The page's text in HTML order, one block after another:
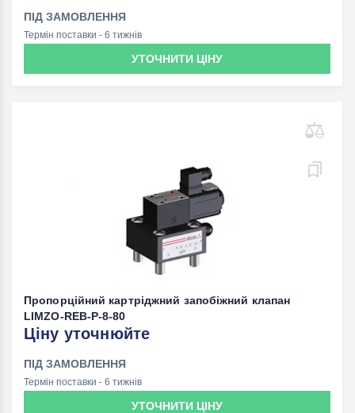
ПІД ЗАМОВЛЕННЯ
Термін поставки - 6 тижнів
УТОЧНИТИ ЦІНУ
Пропорційний картріджний запобіжний клапан
LIMZO-REB-P-8-80
Ціну уточнюйте
ПІД ЗАМОВЛЕННЯ
Термін поставки - 6 тижнів
УТОЧНИТИ ЦІНУ